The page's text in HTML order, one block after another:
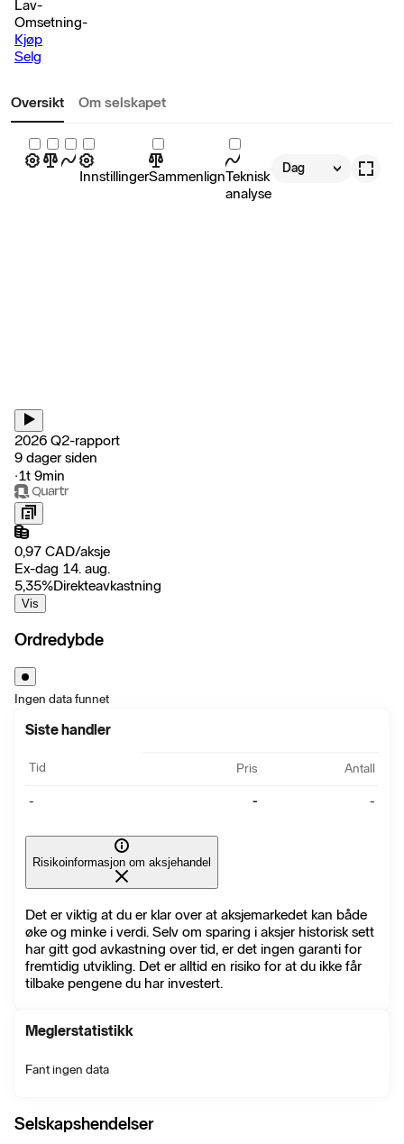
Lav-
Omsetning-
Kjøp
Selg
Oversikt Om selskapet
InnstillingerSammenlignTeknisk
analyse
Dag
2026 Q2-rapport
9 dager siden
‧1t 9min
0,97 CAD/aksje
Ex-dag 14. aug.
5,35%Direkteavkastning
Vis
Ordredybde
Ingen data funnet
Siste handler
Tid Pris Antall
- - -
Risikoinformasjon om aksjehandel
Det er viktig at du er klar over at aksjemarkedet kan både
øke og minke i verdi. Selv om sparing i aksjer historisk sett
har gitt god avkastning over tid, er det ingen garanti for
fremtidig utvikling. Det er alltid en risiko for at du ikke får
tilbake pengene du har investert.
Meglerstatistikk
Fant ingen data
Selskapshendelser